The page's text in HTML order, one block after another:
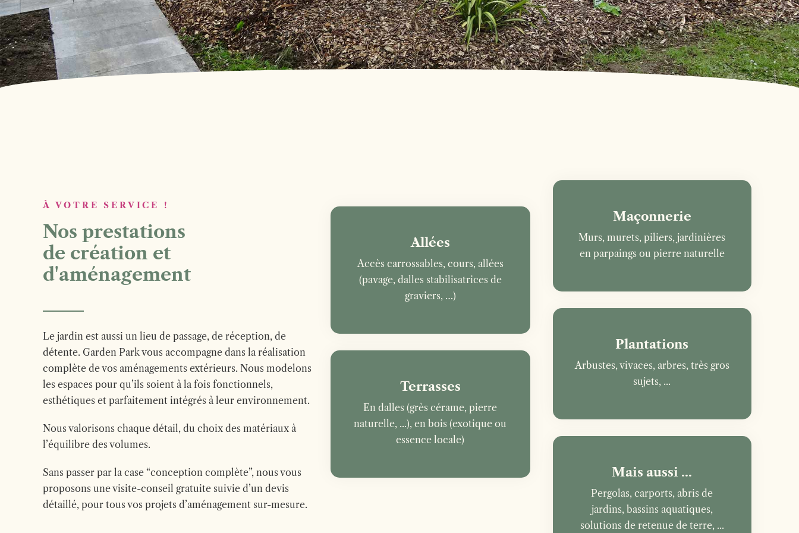
À VOTRE SERVICE !
Nos prestations
de création et
d'aménagement
Le jardin est aussi un lieu de passage, de réception, de
détente. Garden Park vous accompagne dans la réalisation
complète de vos aménagements extérieurs. Nous modelons
les espaces pour qu’ils soient à la fois fonctionnels,
esthétiques et parfaitement intégrés à leur environnement.
Nous valorisons chaque détail, du choix des matériaux à
l’équilibre des volumes.
Sans passer par la case “conception complète”, nous vous
proposons une visite-conseil gratuite suivie d’un devis
détaillé, pour tous vos projets d’aménagement sur-mesure.
Allées
Accès carrossables, cours, allées
(pavage, dalles stabilisatrices de
graviers, …)
Terrasses
En dalles (grès cérame, pierre
naturelle, ...), en bois (exotique ou
essence locale)
Maçonnerie
Murs, murets, piliers, jardinières
en parpaings ou pierre naturelle
Plantations
Arbustes, vivaces, arbres, très gros
sujets, ...
Mais aussi ...
Pergolas, carports, abris de
jardins, bassins aquatiques,
solutions de retenue de terre, ...